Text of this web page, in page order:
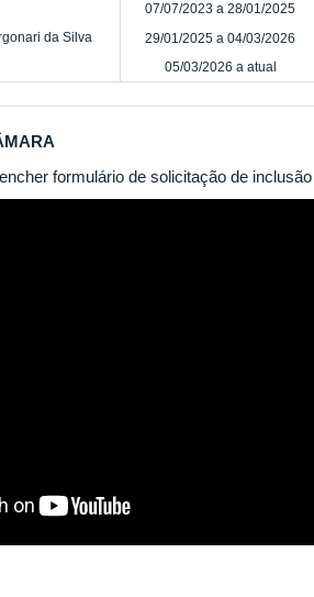
da Silva
07/07/2023 a 28/01/2025
29/01/2025 a 04/03/2026
05/03/2026 a atual
formulário de solicitação de